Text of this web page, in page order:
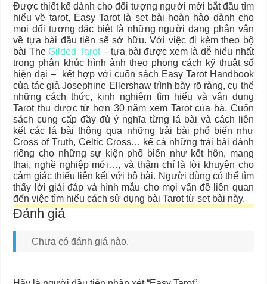
Được thiết kế dành cho đối tượng người mới bắt đầu tìm
hiểu về tarot, Easy Tarot là set bài hoàn hảo dành cho
mọi đối tượng đặc biệt là những người đang phân vân
về tựa bài đầu tiên sẽ sở hữu. Với việc đi kèm theo bộ
bài TheGilded Tarot– tựa bài được xem là dễ hiểu nhất
trong phân khúc hình ảnh theo phong cách kỹ thuật số
hiện đại – kết hợp với cuốn sách Easy Tarot Handbook
của tác giả Josephine Ellershaw trình bày rõ ràng, cụ thể
những cách thức, kinh nghiệm tìm hiểu và vận dụng
Tarot thu được từ hơn 30 năm xem Tarot của bà. Cuốn
sách cung cấp đầy đủ ý nghĩa từng lá bài và cách liên
kết các lá bài thông qua những trải bài phổ biến như
Cross of Truth, Celtic Cross… kể cả những trải bài dành
riêng cho những sự kiện phổ biến như kết hôn, mang
thai, nghề nghiệp mới…, và thậm chí là lời khuyên cho
cảm giác thiếu liên kết với bộ bài. Người dùng có thể tìm
thấy lời giải đáp và hình mẫu cho mọi vấn đề liên quan
đến việc tìm hiểu cách sử dụng bài Tarot từ set bài này.
Đánh giá
Chưa có đánh giá nào.